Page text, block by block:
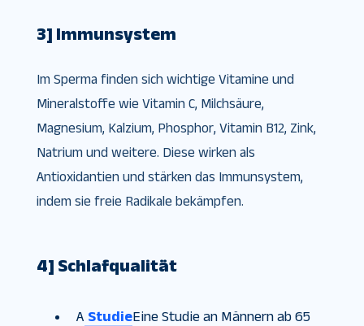
3] Immunsystem
Im Sperma finden sich wichtige Vitamine und
Mineralstoffe wie Vitamin C, Milchsäure,
Magnesium, Kalzium, Phosphor, Vitamin B12, Zink,
Natrium und weitere. Diese wirken als
Antioxidantien und stärken das Immunsystem,
indem sie freie Radikale bekämpfen.
4] Schlafqualität
A StudieEine Studie an Männern ab 65